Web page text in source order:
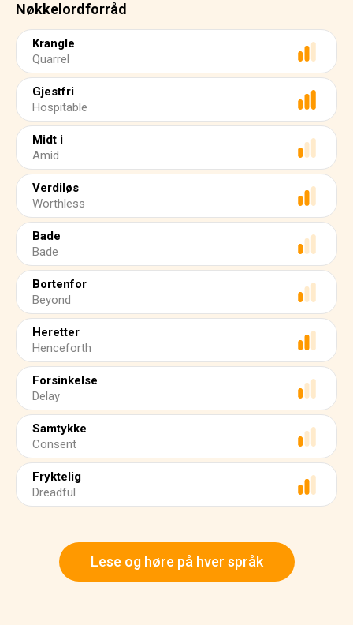
Nøkkelordforråd
Krangle
Quarrel
Gjestfri
Hospitable
Midt i
Amid
Verdiløs
Worthless
Bade
Bade
Bortenfor
Beyond
Heretter
Henceforth
Forsinkelse
Delay
Samtykke
Consent
Fryktelig
Dreadful
Lese og høre på hver språk